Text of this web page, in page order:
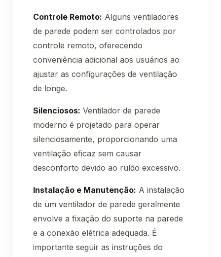
Controle Remoto: Alguns ventiladores
de parede podem ser controlados por
controle remoto, oferecendo
conveniência adicional aos usuários ao
ajustar as configurações de ventilação
de longe.
Silenciosos: Ventilador de parede
moderno é projetado para operar
silenciosamente, proporcionando uma
ventilação eficaz sem causar
desconforto devido ao ruído excessivo.
Instalação e Manutenção: A instalação
de um ventilador de parede geralmente
envolve a fixação do suporte na parede
e a conexão elétrica adequada. É
importante seguir as instruções do